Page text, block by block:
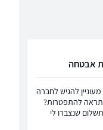
אבטחה
להגיש לחברה
להתפטרות?
שנצברו לי